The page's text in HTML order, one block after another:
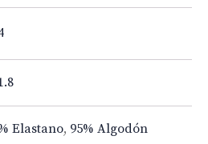
Elastano, 95% Algodón